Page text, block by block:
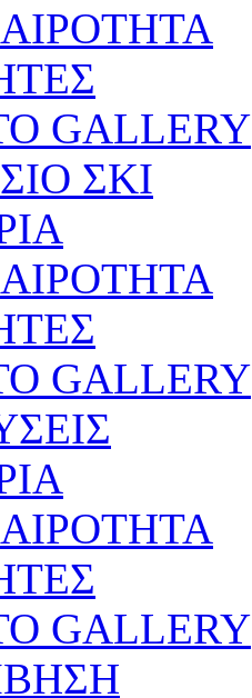
GALLERY
ΣΚΙ
GALLERY
GALLERY